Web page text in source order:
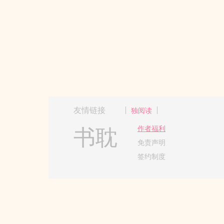
友情链接 独阅读
书耽
作者福利
免责声明
签约制度